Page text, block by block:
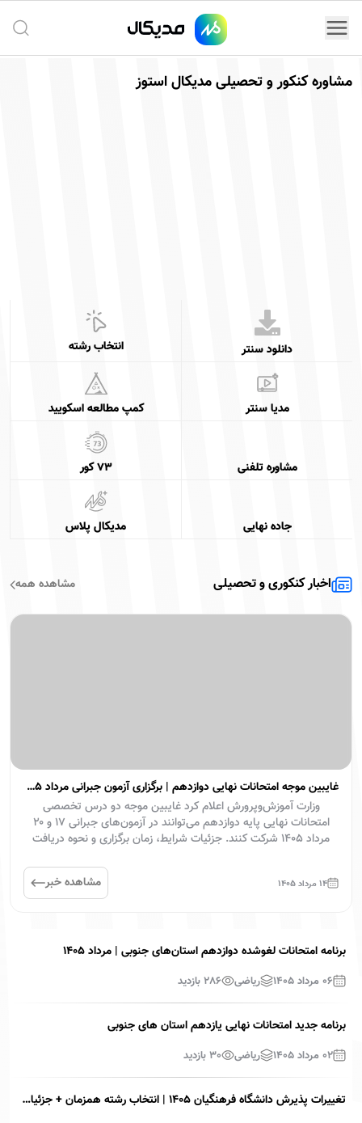
مشاوره کنکور و تحصیلی مدیکال استوز
دانلود سنتر انتخاب رشته
مدیا سنتر کمپ مطالعه اسکویید
مشاوره تلفنی ۷۳ کور
جاده نهایی مدیکال پلاس
اخبار کنکوری و تحصیلی مشاهده همه
غایبین موجه امتحانات نهایی دوازدهم | برگزاری آزمون جبرانی مرداد ۱۴۰۵
وزارت آموزش‌وپرورش اعلام کرد غایبین موجه دو درس تخصصی
امتحانات نهایی پایه دوازدهم می‌توانند در آزمون‌های جبرانی ۱۷ و ۲۰
مرداد ۱۴۰۵ شرکت کنند. جزئیات شرایط، زمان برگزاری و نحوه دریافت
۱۴ مرداد ۱۴۰۵ مشاهده خبر
برنامه امتحانات لغوشده دوازدهم استان‌های جنوبی | مرداد ۱۴۰۵
۰۶ مرداد ۱۴۰۵ ریاضی 286 بازدید
برنامه جدید امتحانات نهایی یازدهم استان های جنوبی
۰۲ مرداد ۱۴۰۵ ریاضی 30 بازدید
تغییرات پذیرش دانشگاه فرهنگیان ۱۴۰۵ | انتخاب رشته همزمان + جزئیات دعوت به مصاحبه